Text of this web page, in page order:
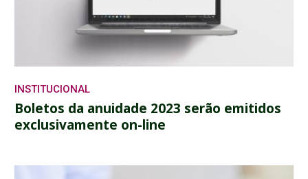
INSTITUCIONAL
Boletos da anuidade 2023 serão emitidos
exclusivamente on-line